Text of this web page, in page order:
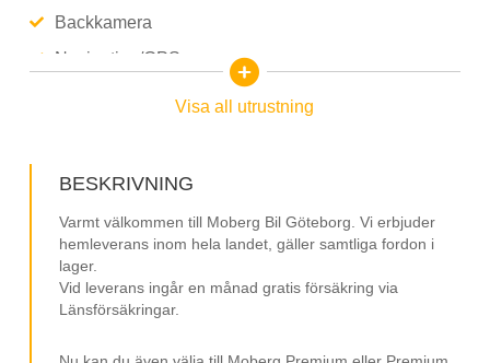
Backkamera
Navigation/GPS
Stolsvärme fram
Växelpaddlar
LED Strålkastare
Visa all utrustning
BESKRIVNING
Varmt välkommen till Moberg Bil Göteborg. Vi erbjuder
hemleverans inom hela landet, gäller samtliga fordon i
lager.
Vid leverans ingår en månad gratis försäkring via
Länsförsäkringar.